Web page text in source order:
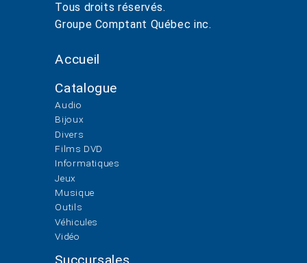
Tous droits réservés.
Groupe Comptant Québec inc.
Accueil
Catalogue
Audio
Bijoux
Divers
Films DVD
Informatiques
Jeux
Musique
Outils
Véhicules
Vidéo